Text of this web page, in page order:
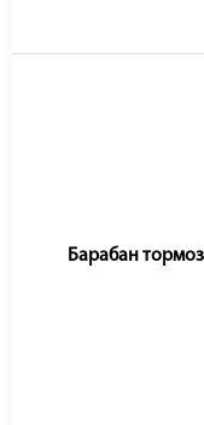
Барабан